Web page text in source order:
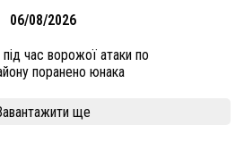
06/08/2026
час ворожої атаки по
поранено юнака
ще